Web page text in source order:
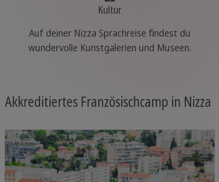
Kultur
Auf deiner Nizza Sprachreise findest du
wundervolle Kunstgalerien und Museen.
Akkreditiertes Französischcamp in Nizza